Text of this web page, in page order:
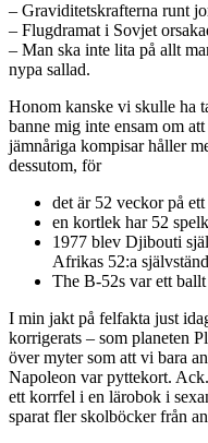
– Graviditetskrafterna runt
– Flugdramat i Sovjet
– Man ska inte lita på allt
nypa sallad.
Honom kanske vi skulle ha
banne mig inte ensam om
jämnåriga kompisar håller
dessutom, för
det är 52 veckor på ett
en kortlek har 52
1977 blev Djibouti
Afrikas 52:a
The B-52s var ett
I min jakt på felfakta just
korrigerats – som planeten
över myter som att vi bara
Napoleon var pyttekort.
ett korrfel i en lärobok i
sparat fler skolböcker från